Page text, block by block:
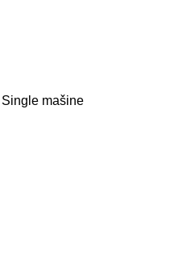
Single mašine